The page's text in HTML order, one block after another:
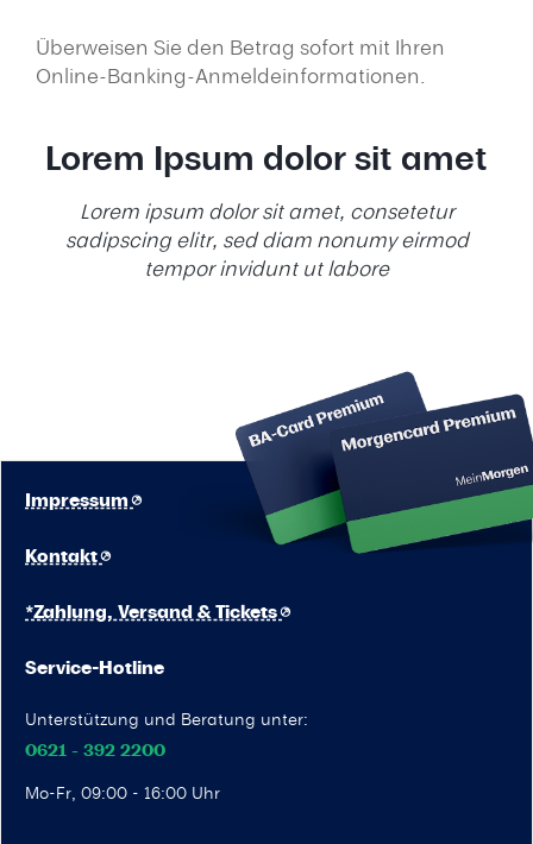
Überweisen Sie den Betrag sofort mit Ihren
Online-Banking-Anmeldeinformationen.
Lorem Ipsum dolor sit amet
Lorem ipsum dolor sit amet, consetetur
sadipscing elitr, sed diam nonumy eirmod
tempor invidunt ut labore
Service-Hotline
Unterstützung und Beratung unter:
0621 - 392 2200
Mo-Fr, 09:00 - 16:00 Uhr
Kontakt
Impressum
*Zahlung, Versand & Tickets